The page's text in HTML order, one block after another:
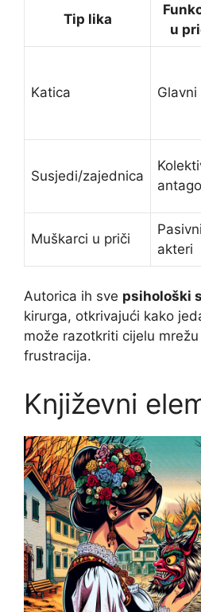
Tip lika
u
Katica Glavni
Susjedi/zajednica
Muškarci u priči
Pasivni
akteri
Autorica ih sve psihološki
kirurga, otkrivajući kako
može razotkriti cijelu
frustracija.
Književni